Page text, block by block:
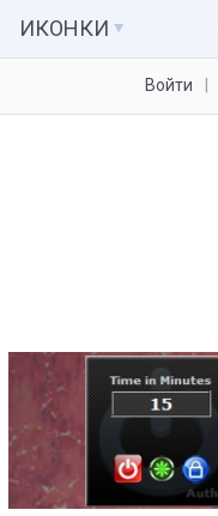
ИКОНКИ
Иконки для папок
Войти